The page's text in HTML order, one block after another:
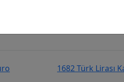
adresinden takip
1682 Türk Lirası